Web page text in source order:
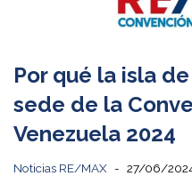
Por qué la isla
sede de la
Venezuela 2024
Noticias RE/MAX 27/06/